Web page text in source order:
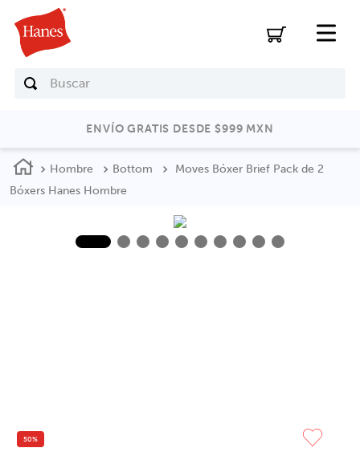
Buscar
ENVÍO GRATIS DESDE $999 MXN
Hombre Bottom
Moves Bóxer Brief Pack de 2
Bóxers Hanes Hombre
50%